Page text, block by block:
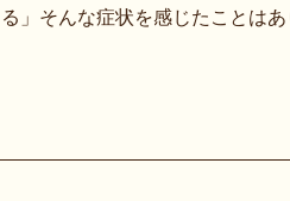
」そんな症状を感じたことは